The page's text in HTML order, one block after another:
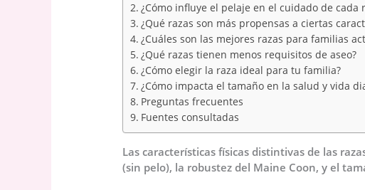
¿Cómo influye el pelaje en el cuidado de cada
¿Qué razas son más propensas a ciertas
¿Cuáles son las mejores razas para familias
¿Qué razas tienen menos requisitos de aseo?
¿Cómo elegir la raza ideal para tu familia?
¿Cómo impacta el tamaño en la salud y vida
Preguntas frecuentes
Fuentes consultadas
Las características físicas distintivas de las
(sin pelo), la robustez del Maine Coon, y el